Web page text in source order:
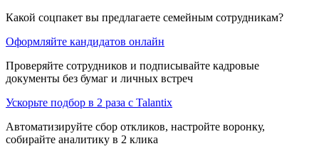
Какой соцпакет вы предлагаете семейным сотрудникам?
Оформляйте кандидатов онлайн
Проверяйте сотрудников и подписывайте кадровые
документы без бумаг и личных встреч
Ускорьте подбор в 2 раза с Talantix
Автоматизируйте сбор откликов, настройте воронку,
собирайте аналитику в 2 клика